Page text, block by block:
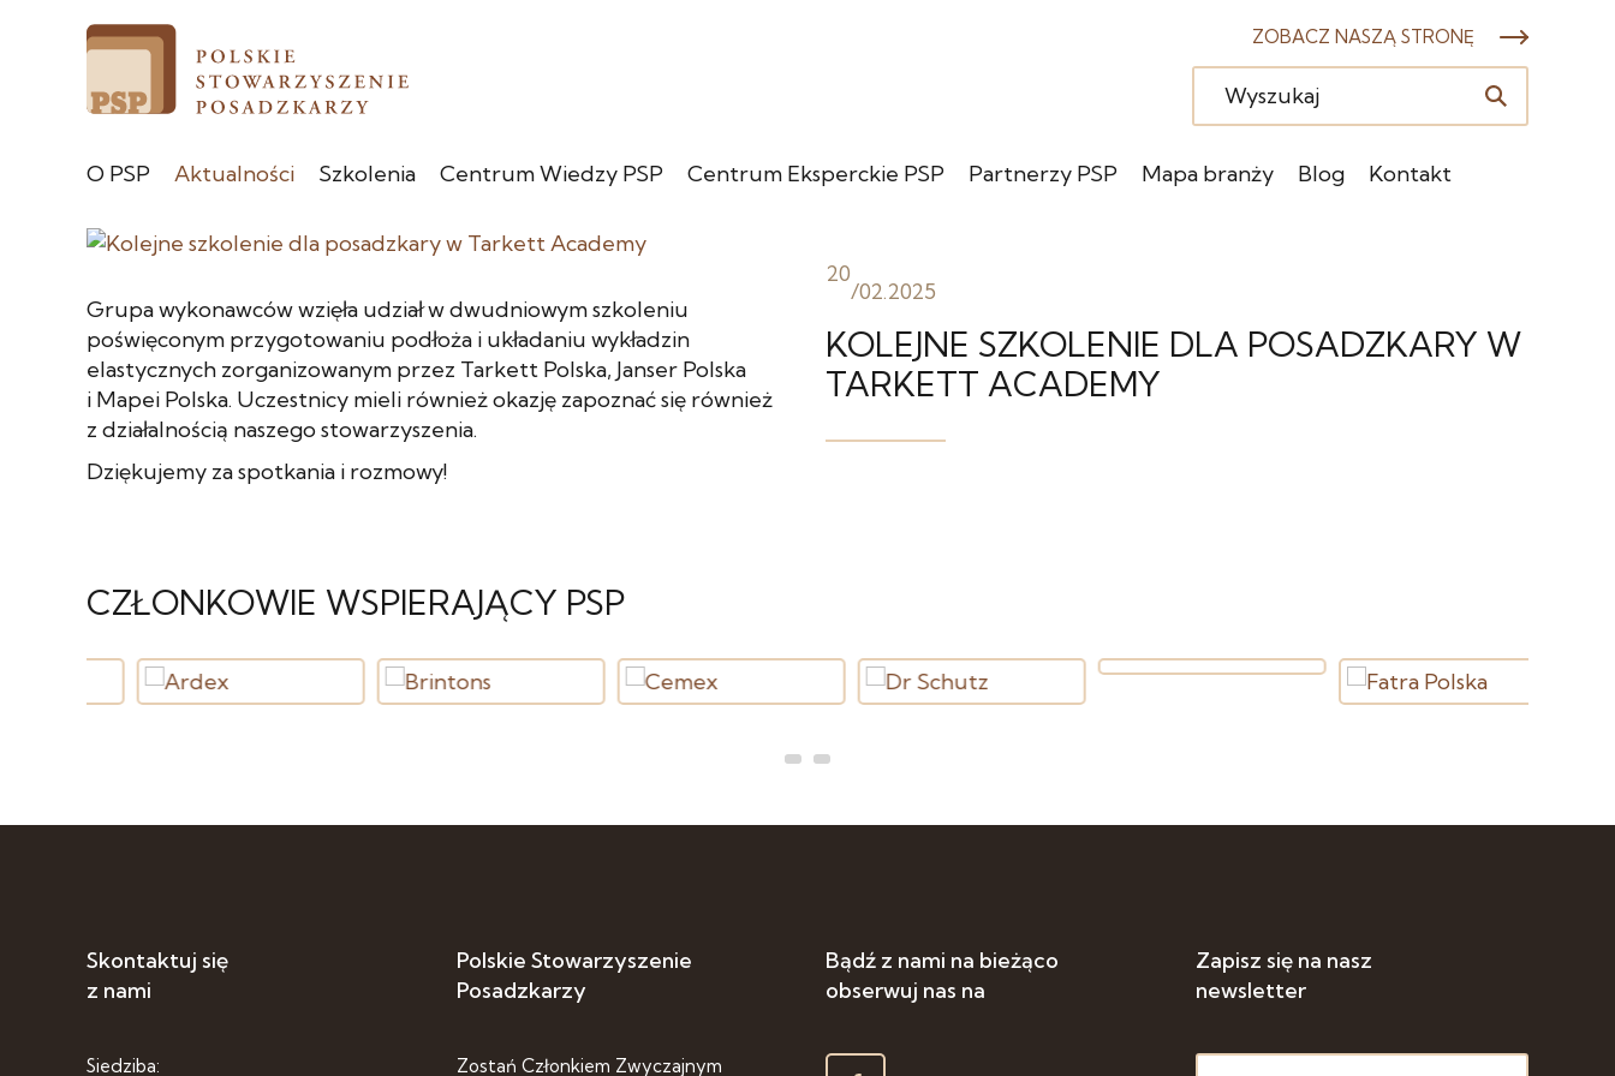
ZOBACZ NASZĄ STRONĘ
O PSP Aktualności Szkolenia Centrum Wiedzy PSP Centrum Eksperckie PSP Partnerzy PSP Mapa branży Blog Kontakt
20
/02.2025
KOLEJNE SZKOLENIE DLA POSADZKARY W
TARKETT ACADEMY
Grupa wykonawców wzięła udział w dwudniowym szkoleniu
poświęconym przygotowaniu podłoża i układaniu wykładzin
elastycznych zorganizowanym przez Tarkett Polska, Janser Polska
i Mapei Polska. Uczestnicy mieli również okazję zapoznać się również
z działalnością naszego stowarzyszenia.
Dziękujemy za spotkania i rozmowy!
CZŁONKOWIE WSPIERAJĄCY PSP
Skontaktuj się
z nami
Siedziba:
Polskie Stowarzyszenie
Posadzkarzy
Zostań Członkiem Zwyczajnym
Bądź z nami na bieżąco
obserwuj nas na
Zapisz się na nasz
newsletter